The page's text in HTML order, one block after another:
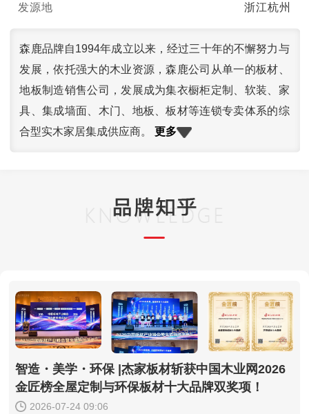
发源地 浙江杭州
森鹿品牌自1994年成立以来，经过三十年的不懈努力与
发展，依托强大的木业资源，森鹿公司从单一的板材、
地板制造销售公司，发展成为集衣橱柜定制、软装、家
具、集成墙面、木门、地板、板材等连锁专卖体系的综
合型实木家居集成供应商。更多
智造・美学・环保 |杰家板材斩获中国木业网2026
金匠榜全屋定制与环保板材十大品牌双奖项！
2026-07-24 09:06